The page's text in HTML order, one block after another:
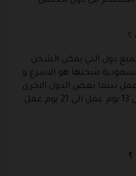
؟
دول التي يمكن الشحن
شحنها هو الاسرع و
بينما بعض الدول الاخرى
؟